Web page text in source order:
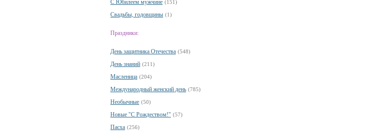
С Юбилеем мужчине (151)
Свадьбы, годовщины (1)
Праздники:
День защитника Отечества (548)
День знаний (211)
Масленица (204)
Международный женский день (785)
Необычные (50)
Новые "С Рождеством!" (57)
Пасха (256)